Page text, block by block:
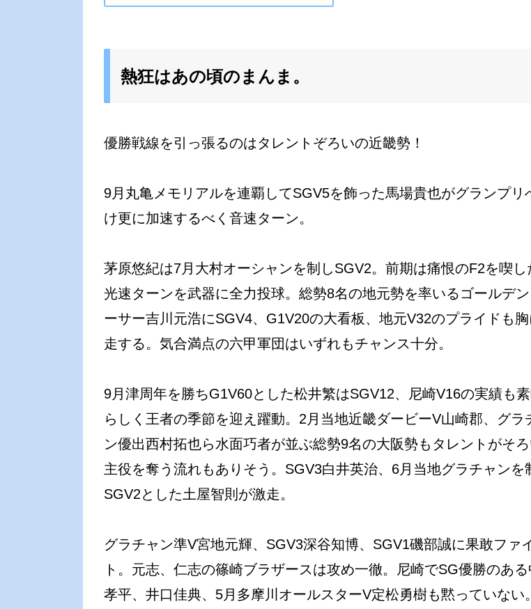
熱狂はあの頃のまんま。
優勝戦線を引っ張るのはタレントぞろいの近畿勢！
9月丸亀メモリアルを連覇してSGV5を飾った馬場貴也がグランプリ
け更に加速するべく音速ターン。
茅原悠紀は7月大村オーシャンを制しSGV2。前期は痛恨のF2を喫し
光速ターンを武器に全力投球。総勢8名の地元勢を率いるゴールデン
ーサー吉川元浩にSGV4、G1V20の大看板、地元V32のプライドも
走する。気合満点の六甲軍団はいずれもチャンス十分。
9月津周年を勝ちG1V60とした松井繁はSGV12、尼崎V16の実績も
らしく王者の季節を迎え躍動。2月当地近畿ダービーV山崎郡、グラ
ン優出西村拓也ら水面巧者が並ぶ総勢9名の大阪勢もタレントがそ
主役を奪う流れもありそう。SGV3白井英治、6月当地グラチャンを
SGV2とした土屋智則が激走。
グラチャン準V宮地元輝、SGV3深谷知博、SGV1磯部誠に果敢ファ
ト。元志、仁志の篠崎ブラザースは攻め一徹。尼崎でSG優勝のある
孝平、井口佳典、5月多摩川オールスターV定松勇樹も黙っていない。